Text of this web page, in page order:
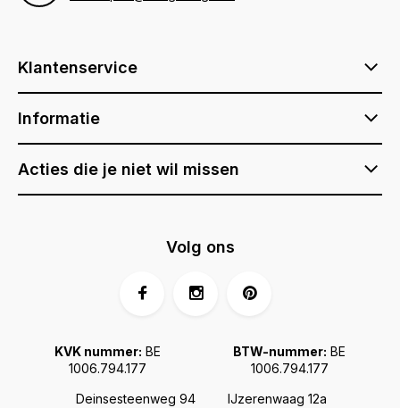
Klantenservice
Informatie
Acties die je niet wil missen
Deinsesteenweg 94 IJzerenwaag 12a
KVK nummer: BE
1006.794.177
BTW-nummer: BE
1006.794.177
Volg ons